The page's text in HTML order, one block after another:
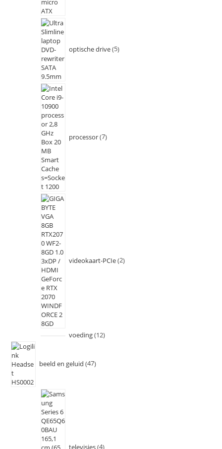
optische drive 5
processor 7
videokaart-PCIe 2
voeding 12
beeld en geluid 47
televisies 4